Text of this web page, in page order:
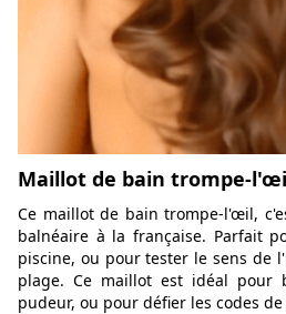
Maillot de bain trompe-
Ce maillot de bain trompe-l'œil,
balnéaire à la française. Parfait
piscine, ou pour tester le sens de
plage. Ce maillot est idéal pour
pudeur, ou pour défier les codes